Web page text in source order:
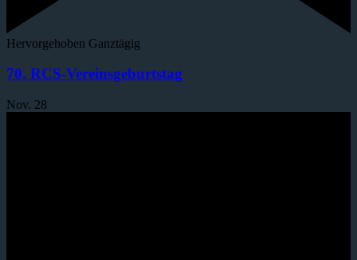
Hervorgehoben Ganztägig
70. RCS-Vereinsgeburtstag
Nov. 28